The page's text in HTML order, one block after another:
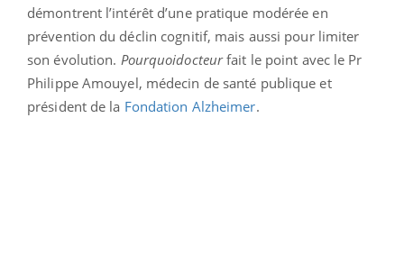
démontrent l’intérêt d’une pratique modérée en
prévention du déclin cognitif, mais aussi pour limiter
son évolution. Pourquoidocteurfait le point avec le Pr
Philippe Amouyel, médecin de santé publique et
président de la Fondation Alzheimer.